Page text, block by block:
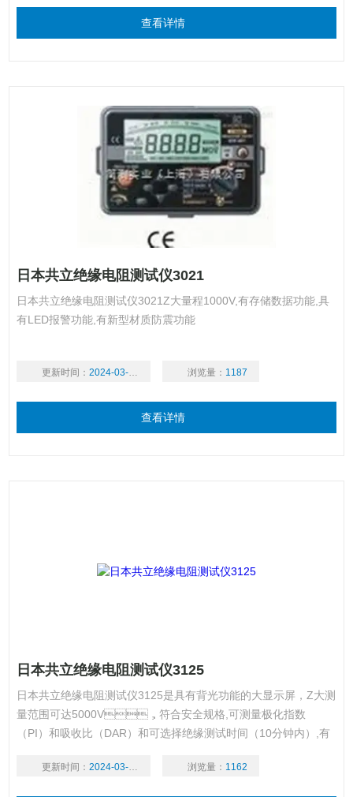
查看详情
日本共立绝缘电阻测试仪3021
日本共立绝缘电阻测试仪3021Z大量程1000V,有存储数据功能,具
有LED报警功能,有新型材质防震功能
更新时间： 2024-03-18 浏览量： 1187
查看详情
日本共立绝缘电阻测试仪3125
日本共立绝缘电阻测试仪3125是具有背光功能的大显示屏，Z大测
量范围可达5000V，符合安全规格,可测量极化指数
（PI）和吸收比（DAR）和可选择绝缘测试时间（10分钟内）,有
更新时间： 2024-03-18 浏览量： 1162